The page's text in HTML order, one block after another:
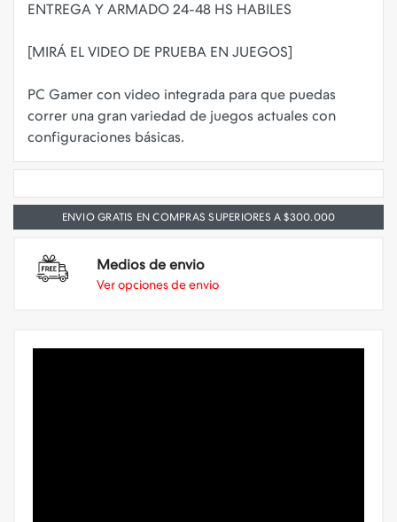
ENTREGA Y ARMADO 24-48 HS HABILES
[MIRÁ EL VIDEO DE PRUEBA EN JUEGOS]
PC Gamer con video integrada para que puedas
correr una gran variedad de juegos actuales con
ENVIO GRATIS EN COMPRAS SUPERIORES A $300.000
Medios de envio
Ver opciones de envio